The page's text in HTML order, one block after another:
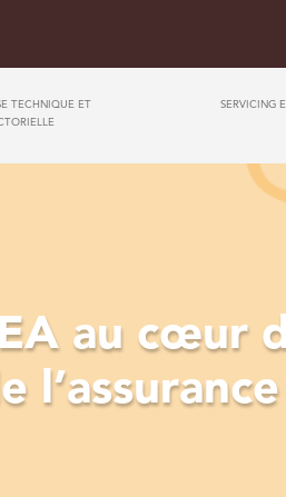
TECHNIQUE ET
SERVICING
au cœur